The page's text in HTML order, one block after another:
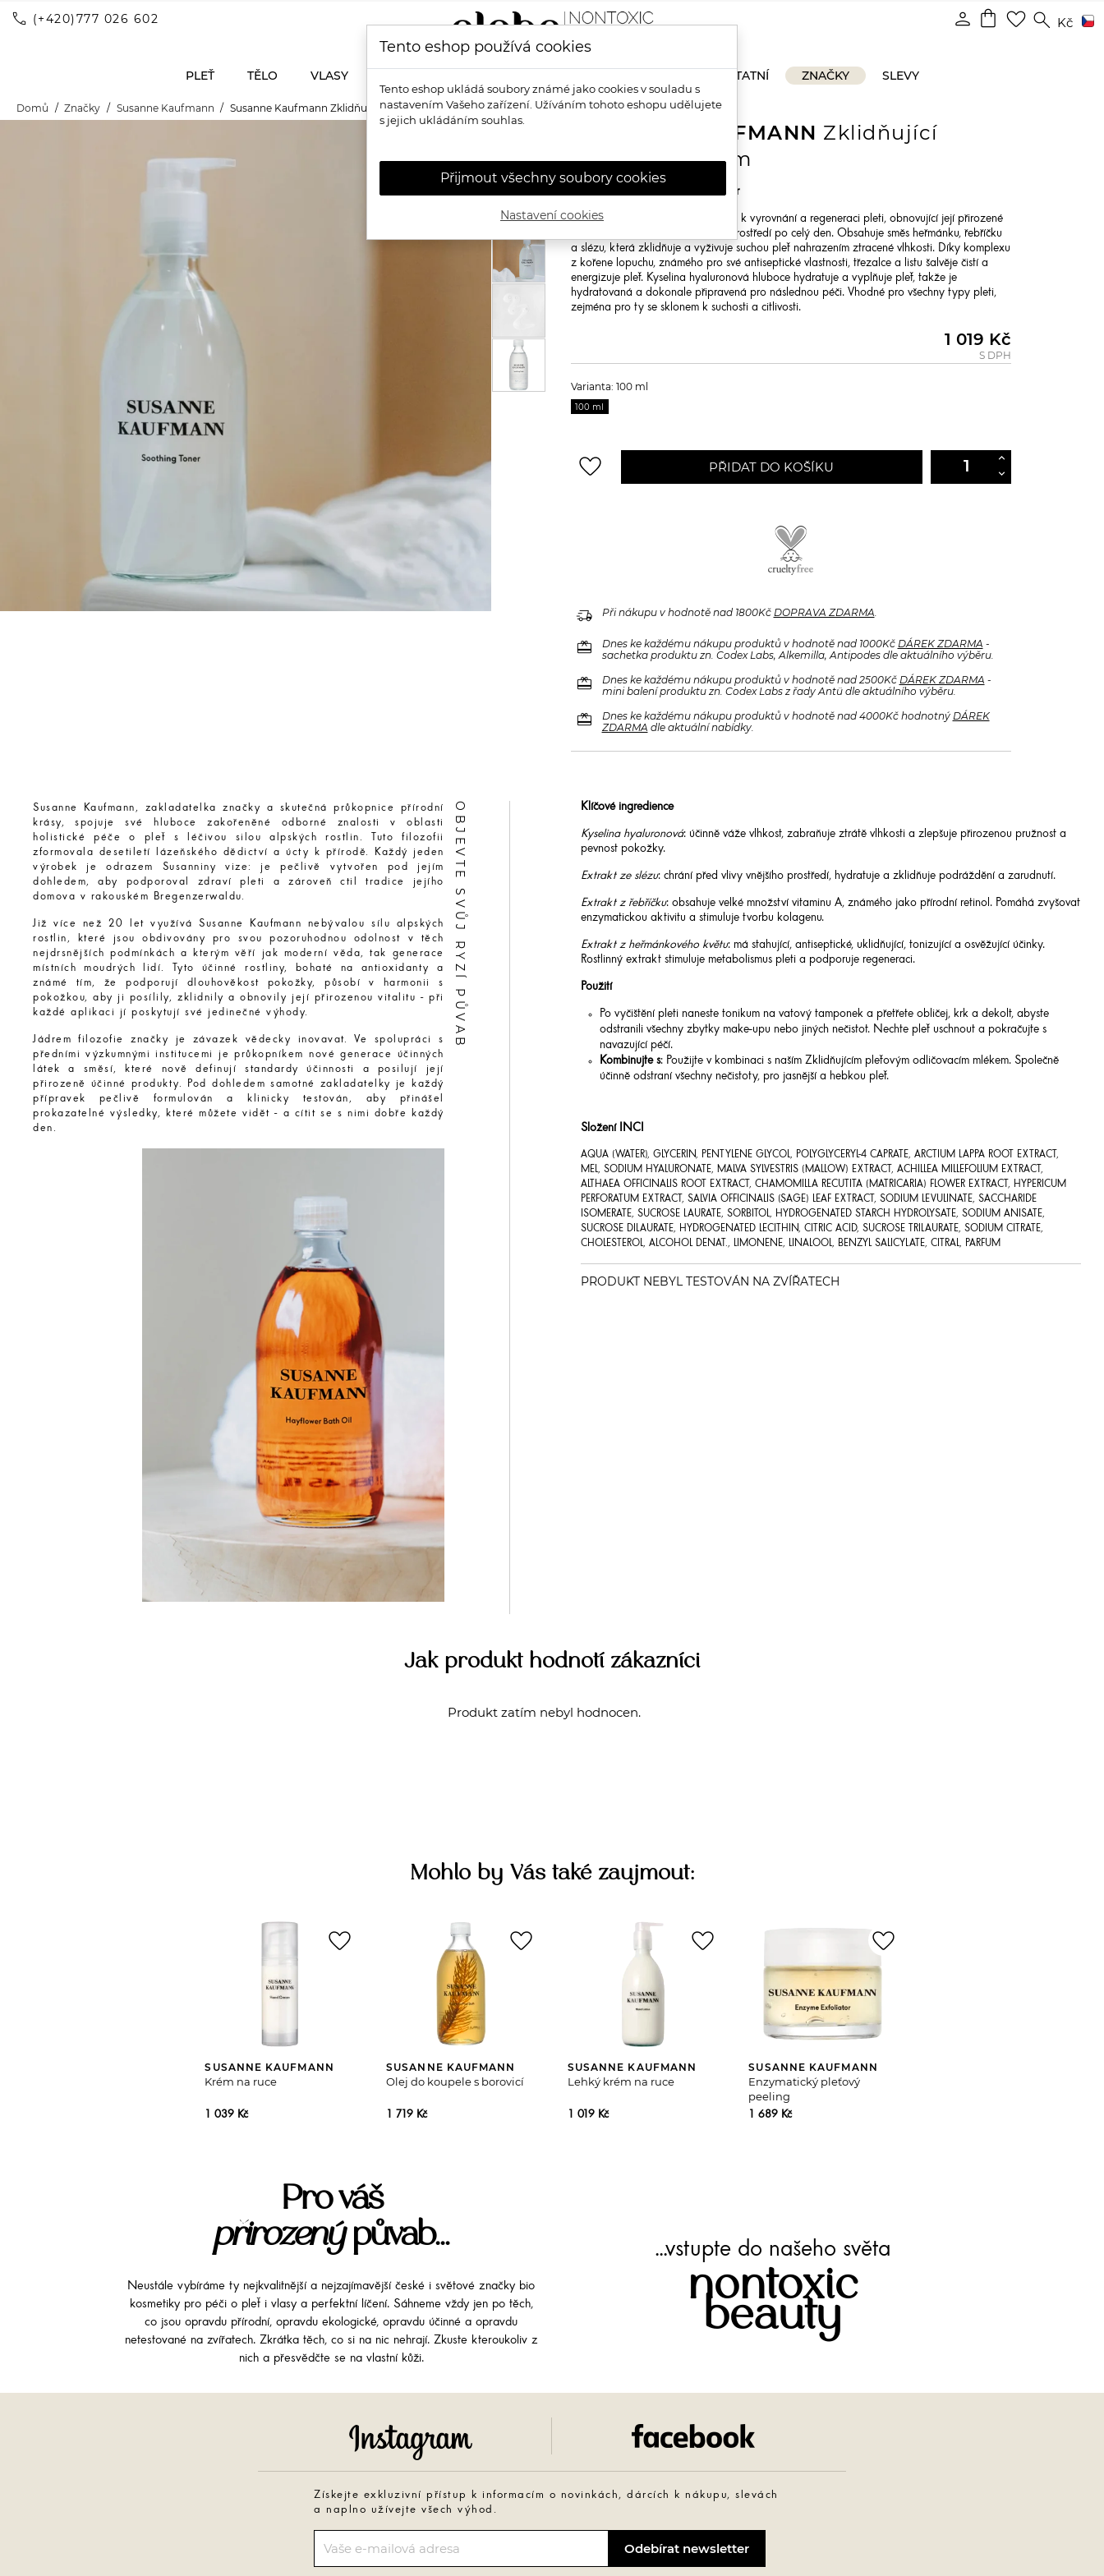
call (+420)777 026 602 shopping_bag favorite_border search Kč
person
PLEŤ TĚLO VLASY OSTATNÍ ZNAČKY SLEVY
Domů Značky Susanne Kaufmann Susanne Kaufmann Zklidňující pleťové tonikum
SUSANNE KAUFMANN Zklidňující
pleťové tonikum
Susanne Kaufmann Soothing Toner
Osvěžující, jemné tonikum vyvinuté k vyrovnání a regeneraci pleti, obnovující její přirozené
pH a chránící před vlivy vnějšího prostředí po celý den. Obsahuje směs heřmánku, řebříčku
a slézu, která zklidňuje a vyživuje suchou pleť nahrazením ztracené vlhkosti. Díky komplexu
z kořene lopuchu, známého pro své antiseptické vlastnosti, třezalce a listu šalvěje čistí a
energizuje pleť. Kyselina hyaluronová hluboce hydratuje a vyplňuje pleť, takže je
hydratovaná a dokonale připravená pro následnou péči. Vhodné pro všechny typy pleti,
zejména pro ty se sklonem k suchosti a citlivosti.
1 019 Kč
S DPH
Varianta: 100 ml
100 ml
favorite_border PŘIDAT DO KOŠÍKU
delivery_truck_speed Při nákupu v hodnotě nad 1800Kč DOPRAVA ZDARMA.
redeem Dnes ke každému nákupu produktů v hodnotě nad 1000Kč DÁREK ZDARMA -
sachetka produktu zn. Codex Labs, Alkemilla, Antipodes dle aktuálního výběru.
redeem Dnes ke každému nákupu produktů v hodnotě nad 2500Kč DÁREK ZDARMA -
mini balení produktu zn. Codex Labs z řady Antü dle aktuálního výběru.
redeem Dnes ke každému nákupu produktů v hodnotě nad 4000Kč hodnotný DÁREK
ZDARMA dle aktuální nabídky.
Susanne Kaufmann, zakladatelka značky a skutečná průkopnice přírodní
krásy, spojuje své hluboce zakořeněné odborné znalosti v oblasti
holistické péče o pleť s léčivou silou alpských rostlin. Tuto filozofii
zformovala desetiletí lázeňského dědictví a úcty k přírodě. Každý jeden
výrobek je odrazem Susanniny vize: je pečlivě vytvořen pod jejím
dohledem, aby podporoval zdraví pleti a zároveň ctil tradice jejího
domova v rakouském Bregenzerwaldu.
Již více než 20 let využívá Susanne Kaufmann nebývalou sílu alpských
rostlin, které jsou obdivovány pro svou pozoruhodnou odolnost v těch
nejdrsnějších podmínkách a kterým věří jak moderní věda, tak generace
místních moudrých lidí. Tyto účinné rostliny, bohaté na antioxidanty a
známé tím, že podporují dlouhověkost pokožky, působí v harmonii s
pokožkou, aby ji posílily, zklidnily a obnovily její přirozenou vitalitu - při
každé aplikaci jí poskytují své jedinečné výhody.
Jádrem filozofie značky je závazek vědecky inovavat. Ve spolupráci s
předními výzkumnými institucemi je průkopníkem nové generace účinných
látek a směsí, které nově definují standardy účinnosti a posilují její
přirozeně účinné produkty. Pod dohledem samotné zakladatelky je každý
přípravek pečlivě formulován a klinicky testován, aby přinášel
prokazatelné výsledky, které můžete vidět - a cítit se s nimi dobře každý
den.
OBJEVTE SVŮJ RYZÍ PŮVAB Klíčové ingredience
Kyselina hyaluronová: účinně váže vlhkost, zabraňuje ztrátě vlhkosti a zlepšuje přirozenou pružnost a
pevnost pokožky.
Extrakt ze slézu: chrání před vlivy vnějšího prostředí, hydratuje a zklidňuje podráždění a zarudnutí.
Extrakt z řebříčku: obsahuje velké množství vitaminu A, známého jako přírodní retinol. Pomáhá zvyšovat
enzymatickou aktivitu a stimuluje tvorbu kolagenu.
Extrakt z heřmánkového květu: má stahující, antiseptické, uklidňující, tonizující a osvěžující účinky.
Rostlinný extrakt stimuluje metabolismus pleti a podporuje regeneraci.
Použití
Po vyčištění pleti naneste tonikum na vatový tamponek a přetřete obličej, krk a dekolt, abyste
odstranili všechny zbytky make-upu nebo jiných nečistot. Nechte pleť uschnout a pokračujte s
navazující péčí.
Kombinujte s: Použijte v kombinaci s naším Zklidňujícím pleťovým odličovacím mlékem. Společně
účinně odstraní všechny nečistoty, pro jasnější a hebkou pleť.
Složení INCI
AQUA (WATER), GLYCERIN, PENTYLENE GLYCOL, POLYGLYCERYL-4 CAPRATE, ARCTIUM LAPPA ROOT EXTRACT,
MEL, SODIUM HYALURONATE, MALVA SYLVESTRIS (MALLOW) EXTRACT, ACHILLEA MILLEFOLIUM EXTRACT,
ALTHAEA OFFICINALIS ROOT EXTRACT, CHAMOMILLA RECUTITA (MATRICARIA) FLOWER EXTRACT, HYPERICUM
PERFORATUM EXTRACT, SALVIA OFFICINALIS (SAGE) LEAF EXTRACT, SODIUM LEVULINATE, SACCHARIDE
ISOMERATE, SUCROSE LAURATE, SORBITOL, HYDROGENATED STARCH HYDROLYSATE, SODIUM ANISATE,
SUCROSE DILAURATE, HYDROGENATED LECITHIN, CITRIC ACID, SUCROSE TRILAURATE, SODIUM CITRATE,
CHOLESTEROL, ALCOHOL DENAT., LIMONENE, LINALOOL, BENZYL SALICYLATE, CITRAL, PARFUM
Jak produkt hodnotí zákazníci
Produkt zatím nebyl hodnocen.
Mohlo by Vás také zaujmout:
SUSANNE KAUFMANN
Krém na ruce
1 039 Kč
favorite_border
SUSANNE KAUFMANN
Olej do koupele s borovicí
1 719 Kč
favorite_border
SUSANNE KAUFMANN
Lehký krém na ruce
1 019 Kč
favorite_border
SUSANNE KAUFMANN
Enzymatický pleťový
peeling
1 689 Kč
favorite_border
Pro váš
přirozenýpůvab...
Neustále vybíráme ty nejkvalitnější a nejzajímavější české i světové značky bio
kosmetiky pro péči o pleť i vlasy a perfektní líčení. Sáhneme vždy jen po těch,
co jsou opravdu přírodní, opravdu ekologické, opravdu účinné a opravdu
netestované na zvířatech. Zkrátka těch, co si na nic nehrají. Zkuste kteroukoliv z
nich a přesvědčte se na vlastní kůži.
...vstupte do našeho světa
nontoxic
beauty
Získejte exkluzivní přístup k informacím o novinkách, dárcích k nákupu, slevách
a naplno užívejte všech výhod.
Tento eshop používá cookies
Tento eshop ukládá soubory známé jako cookies v souladu s
nastavením Vašeho zařízení. Užíváním tohoto eshopu udělujete
s jejich ukládáním souhlas.
Přijmout všechny soubory cookies
Nastavení cookies